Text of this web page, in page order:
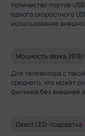
Количество портов
одного скоростного
использование
Мощность звука 20 Вт
Для телевизора с
среднего, что может
фильмов без внешней
Direct LED-подсветка